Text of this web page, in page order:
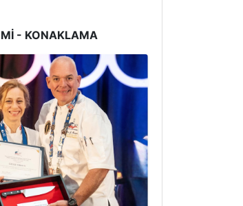
- KONAKLAMA